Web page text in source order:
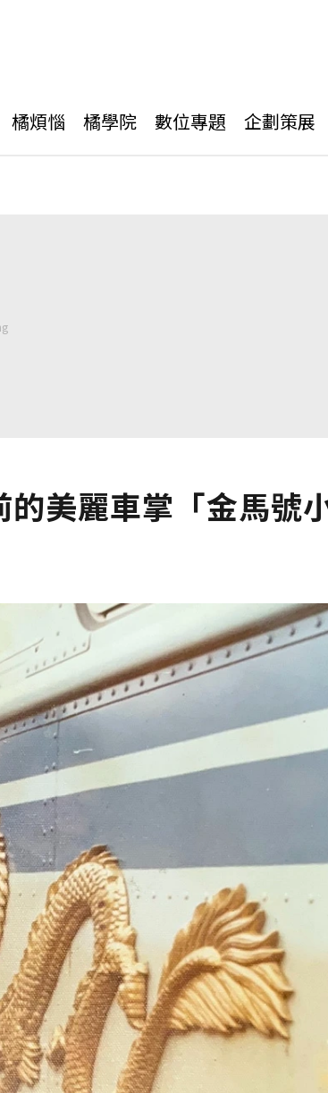
橘煩惱 橘學院 數位專題 企劃策展
美麗車掌「金馬號